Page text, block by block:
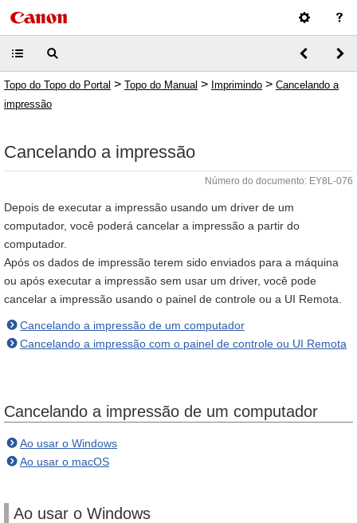
Topo do Topo do Portal > Topo do Manual > Imprimindo > Cancelando a
impressão
Cancelando a impressão
Número do documento: EY8L-076
Depois de executar a impressão usando um driver de um
computador, você poderá cancelar a impressão a partir do
computador.
Após os dados de impressão terem sido enviados para a máquina
ou após executar a impressão sem usar um driver, você pode
cancelar a impressão usando o painel de controle ou a UI Remota.
Cancelando a impressão de um computador
Cancelando a impressão com o painel de controle ou UI Remota
Cancelando a impressão de um computador
Ao usar o Windows
Ao usar o macOS
Ao usar o Windows